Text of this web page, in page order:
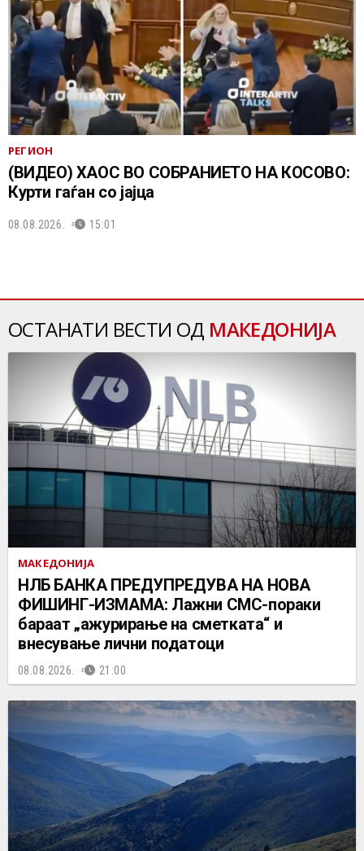
РЕГИОН
(ВИДЕО) ХАОС ВО СОБРАНИЕТО НА КОСОВО:
Курти гаѓан со јајца
08.08.2026. 15:01
ОСТАНАТИ ВЕСТИ ОД МАКЕДОНИЈА
МАКЕДОНИЈА
НЛБ БАНКА ПРЕДУПРЕДУВА НА НОВА
ФИШИНГ-ИЗМАМА: Лажни СМС-пораки
бараат „ажурирање на сметката“ и
внесување лични податоци
08.08.2026. 21:00